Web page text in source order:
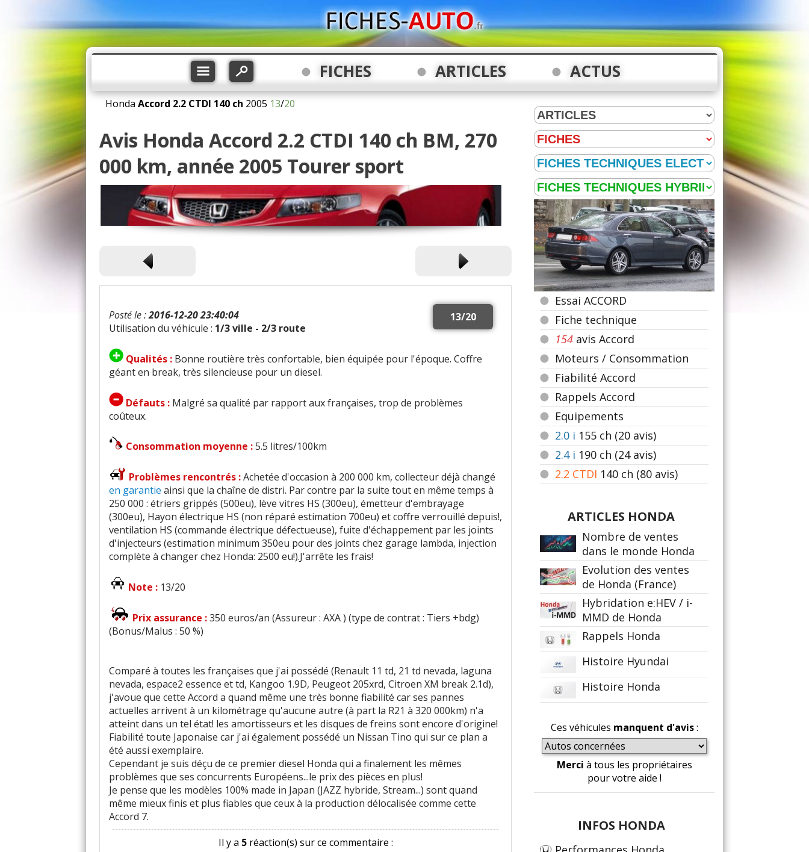
FICHES ARTICLES ACTUS
Honda Accord 2.2 CTDI 140 ch 2005 13/20
Avis Honda Accord 2.2 CTDI 140 ch BM, 270
000 km, année 2005 Tourer sport
13/20
Posté le :2016-12-20 23:40:04
Utilisation du véhicule : 1/3 ville - 2/3 route
Qualités : Bonne routière très confortable, bien équipée pour l'époque. Coffre
géant en break, très silencieuse pour un diesel.
Défauts : Malgré sa qualité par rapport aux françaises, trop de problèmes
coûteux.
Consommation moyenne :5.5 litres/100km
Problèmes rencontrés :Achetée d'occasion à 200 000 km, collecteur déjà changé
en garantie ainsi que la chaîne de distri. Par contre par la suite tout en même temps à
250 000 : étriers grippés (500eu), lève vitres HS (300eu), émetteur d'embrayage
(300eu), Hayon électrique HS (non réparé estimation 700eu) et coffre verrouillé depuis!,
ventilation HS (commande électrique défectueuse), fuite d'échappement par les joints
d'injecteurs (estimation minimum 350eu pour des joints chez garage lambda, injection
complète à changer chez Honda: 2500 eu!).J'arrête les frais!
Note : 13/20
Prix assurance :350 euros/an (Assureur : AXA ) (type de contrat : Tiers +bdg)
(Bonus/Malus : 50 %)
Comparé à toutes les françaises que j'ai possédé (Renault 11 td, 21 td nevada, laguna
nevada, espace2 essence et td, Kangoo 1.9D, Peugeot 205xrd, Citroen XM break 2.1d),
j'avoue que cette Accord a quand même une très bonne fiabilité car ses pannes
actuelles arrivent à un kilométrage qu'aucune autre (à part la R21 à 320 000km) n'a
atteint dans un tel état! les amortisseurs et les disques de freins sont encore d'origine!
Fiabilité toute Japonaise car j'ai également possédé un Nissan Tino qui sur ce plan a
été aussi exemplaire.
Cependant je suis déçu de ce premier diesel Honda qui a finalement les mêmes
problèmes que ses concurrents Européens...le prix des pièces en plus!
Je pense que les modèles 100% made in Japan (JAZZ hybride, Stream...) sont quand
même mieux finis et plus fiables que ceux à la production délocalisée comme cette
Accord 7.
Il y a 5réaction(s) sur ce commentaire :
Essai ACCORD
Fiche technique
154 avis Accord
Moteurs / Consommation
Fiabilité Accord
Rappels Accord
Equipements
2.0 i 155 ch (20 avis)
2.4 i 190 ch (24 avis)
2.2 CTDI 140 ch (80 avis)
ARTICLES HONDA
Nombre de ventes
dans le monde Honda
Evolution des ventes
de Honda (France)
Hybridation e:HEV / i-
MMD de Honda
Rappels Honda
Histoire Hyundai
Histoire Honda
Ces véhicules manquent d'avis:
Merci à tous les propriétaires
pour votre aide !
INFOS HONDA